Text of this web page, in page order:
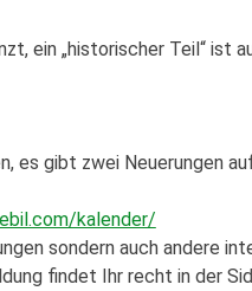
ein „historischer Teil“ ist
es gibt zwei Neuerungen
kalender/
sondern auch andere
findet Ihr recht in der